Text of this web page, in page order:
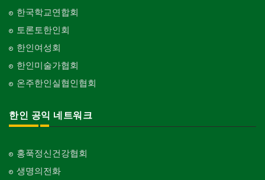
한국학교연합회
토론토한인회
한인여성회
한인미술가협회
온주한인실협인협회
한인 공익 네트워크
홍푹정신건강협회
생명의전화